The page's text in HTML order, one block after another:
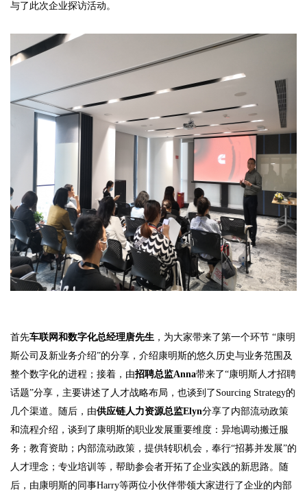
与了此次企业探访活动。
首先车联网和数字化总经理唐先生 ，为大家带来了第一个环节 “康明
斯公司及新业务介绍”的分享，介绍康明斯的悠久历史与业务范围及
整个数字化的进程；接着，由招聘总监Anna带来了“康明斯人才招聘
话题”分享，主要讲述了人才战略布局，也谈到了Sourcing Strategy的
几个渠道。随后，由供应链人力资源总监Elyn分享了内部流动政策
和流程介绍，谈到了康明斯的职业发展重要维度：异地调动搬迁服
务；教育资助；内部流动政策，提供转职机会，奉行“招募并发展”的
人才理念；专业培训等，帮助参会者开拓了企业实践的新思路。随
后，由康明斯的同事Harry等两位小伙伴带领大家进行了企业的内部